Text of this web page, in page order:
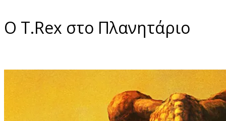
Ο Τ.Rex στο Πλανητάριο